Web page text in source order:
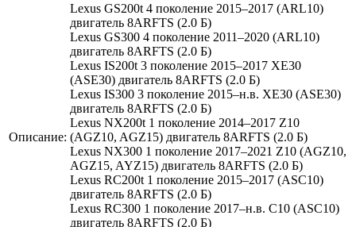
Описание:
Lexus GS200t 4 поколение 2015–2017 (ARL10)
двигатель 8ARFTS (2.0 Б)
Lexus GS300 4 поколение 2011–2020 (ARL10)
двигатель 8ARFTS (2.0 Б)
Lexus IS200t 3 поколение 2015–2017 XE30
(ASE30) двигатель 8ARFTS (2.0 Б)
Lexus IS300 3 поколение 2015–н.в. XE30 (ASE30)
двигатель 8ARFTS (2.0 Б)
Lexus NX200t 1 поколение 2014–2017 Z10
(AGZ10, AGZ15) двигатель 8ARFTS (2.0 Б)
Lexus NX300 1 поколение 2017–2021 Z10 (AGZ10,
AGZ15, AYZ15) двигатель 8ARFTS (2.0 Б)
Lexus RC200t 1 поколение 2015–2017 (ASC10)
двигатель 8ARFTS (2.0 Б)
Lexus RC300 1 поколение 2017–н.в. C10 (ASC10)
двигатель 8ARFTS (2.0 Б)